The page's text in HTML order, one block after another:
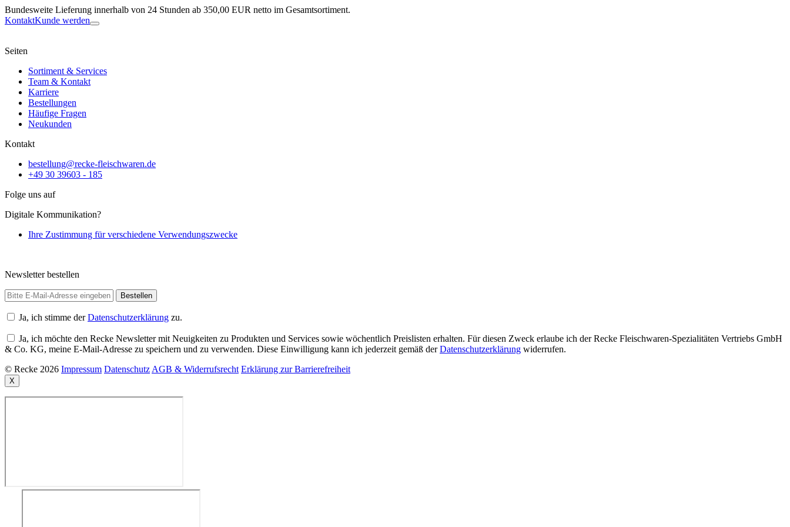
Bundesweite Lieferung innerhalb von 24 Stunden ab 350,00 EUR netto im Gesamtsortiment.
KontaktKunde werden
Seiten
Sortiment & Services
Team & Kontakt
Karriere
Bestellungen
Häufige Fragen
Neukunden
Kontakt
bestellung@recke-fleischwaren.de
+49 30 39603 - 185
Folge uns auf
Digitale Kommunikation?
Ihre Zustimmung für verschiedene Verwendungszwecke
Newsletter bestellen
Ja, ich stimme derDatenschutzerklärung zu.
Ja, ich möchte den Recke Newsletter mit Neuigkeiten zu Produkten und Services sowie wöchentlich Preislisten erhalten. Für diesen Zweck erlaube ich der Recke Fleischwaren-Spezialitäten Vertriebs GmbH
& Co. KG, meine E-Mail-Adresse zu speichern und zu verwenden. Diese Einwilligung kann ich jederzeit gemäß derDatenschutzerklärung widerrufen.
© Recke 2026 Impressum Datenschutz AGB & Widerrufsrecht Erklärung zur Barrierefreiheit
X